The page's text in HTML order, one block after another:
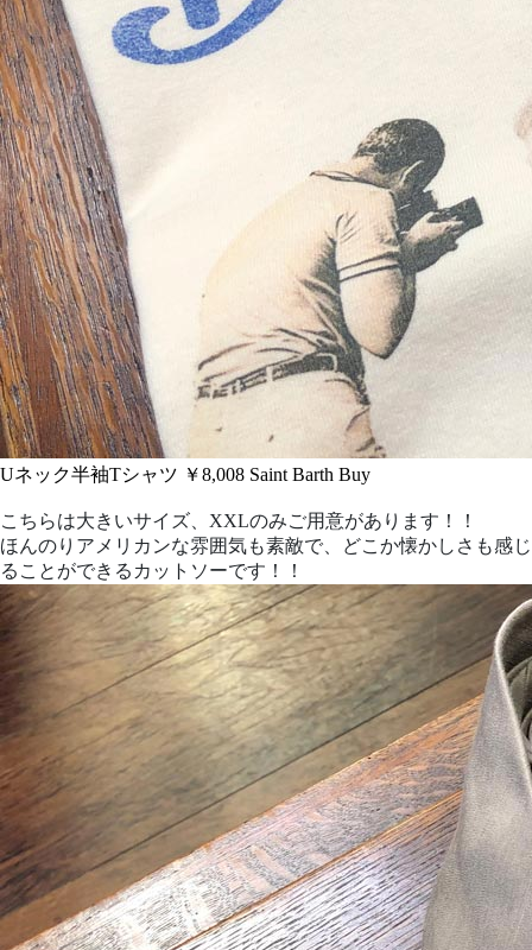
Uネック半袖Tシャツ ￥8,008 Saint Barth Buy
こちらは大きいサイズ、XXLのみご用意があります！！
ほんのりアメリカンな雰囲気も素敵で、どこか懐かしさも感じ
ることができるカットソーです！！